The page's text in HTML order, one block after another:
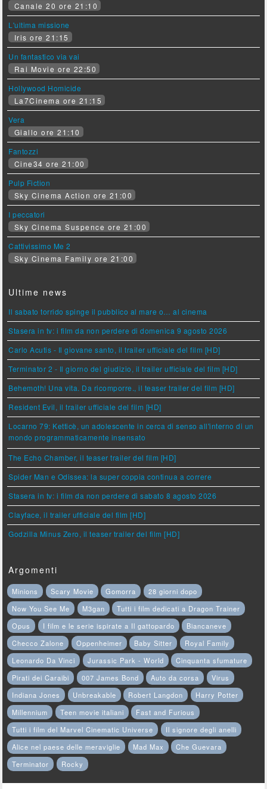
Canale 20 ore 21:10
L'ultima missione
Iris ore 21:15
Un fantastico via vai
Rai Movie ore 22:50
Hollywood Homicide
La7Cinema ore 21:15
Vera
Giallo ore 21:10
Fantozzi
Cine34 ore 21:00
Pulp Fiction
Sky Cinema Action ore 21:00
I peccatori
Sky Cinema Suspence ore 21:00
Cattivissimo Me 2
Sky Cinema Family ore 21:00
Ultime news
Il sabato torrido spinge il pubblico al mare o… al cinema
Stasera in tv: i film da non perdere di domenica 9 agosto 2026
Carlo Acutis - Il giovane santo, il trailer ufficiale del film [HD]
Terminator 2 - Il giorno del giudizio, il trailer ufficiale del film [HD]
Behemoth! Una vita. Da ricomporre., il teaser trailer del film [HD]
Resident Evil, il trailer ufficiale del film [HD]
Locarno 79: Ketticè, un adolescente in cerca di senso all'interno di un
mondo programmaticamente insensato
The Echo Chamber, il teaser trailer del film [HD]
Spider Man e Odissea: la super coppia continua a correre
Stasera in tv: i film da non perdere di sabato 8 agosto 2026
Clayface, il trailer ufficiale del film [HD]
Godzilla Minus Zero, il teaser trailer del film [HD]
Argomenti
Minions Scary Movie Gomorra
28 giorni dopo
Now You See Me
M3gan
Tutti i film dedicati a Dragon Trainer
Opus
I film e le serie ispirate a Il gattopardo
Biancaneve
Checco Zalone
Oppenheimer Baby Sitter
Royal Family
Leonardo Da Vinci
Jurassic Park - World
Cinquanta sfumature
Pirati dei Caraibi
007 James Bond Auto da corsa
Virus
Indiana Jones
Unbreakable Robert Langdon
Harry Potter
Millennium
Teen movie italiani
Fast and Furious
Tutti i film del Marvel Cinematic Universe
Il signore degli anelli
Alice nel paese delle meraviglie
Mad Max
Che Guevara
Terminator
Rocky